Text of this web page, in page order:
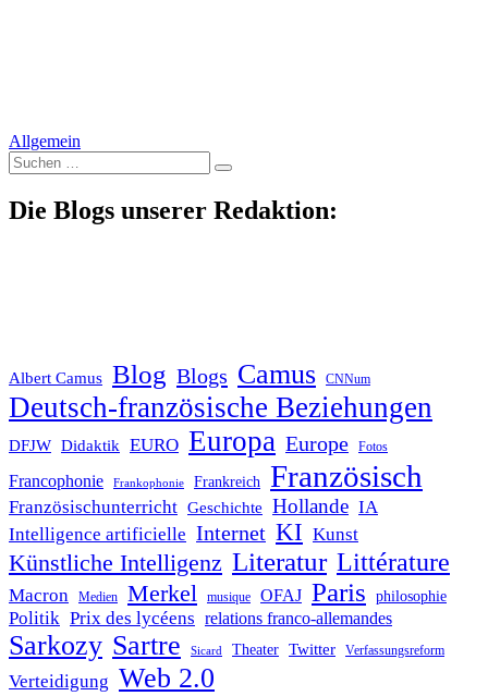
Allgemein
Suche
nach:
Die Blogs unserer Redaktion:
Albert Camus Blog Blogs Camus CNNum
Deutsch-französische Beziehungen
DFJW Didaktik EURO Europa Europe Fotos
Francophonie Frankophonie Frankreich Französisch
Französischunterricht Geschichte Hollande IA
Intelligence artificielle Internet KI Kunst
Künstliche Intelligenz Literatur Littérature
Macron Medien Merkel musique OFAJ Paris philosophie
Politik Prix des lycéens relations franco-allemandes
Sarkozy Sartre Sicard Theater Twitter Verfassungsreform
Verteidigung Web 2.0